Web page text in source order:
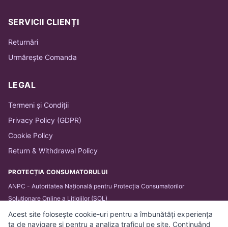
SERVICII CLIENȚI
Returnări
Urmărește Comanda
LEGAL
Termeni și Condiții
Privacy Policy (GDPR)
Cookie Policy
Return & Withdrawal Policy
PROTECȚIA CONSUMATORULUI
ANPC - Autoritatea Națională pentru Protecția Consumatorilor
Soluționare Online a Litigiilor (SOL)
Acest site folosește cookie-uri pentru a îmbunătăți experiența
ta de navigare și pentru a analiza traficul pe site. Continuând